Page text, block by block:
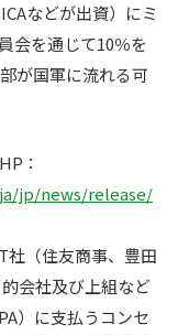
などが出資）にミ
会を通じて10％を
が国軍に流れる可
：
jp/news/release/
（住友商事、豊田
会社及び上組など
）に支払うコンセ